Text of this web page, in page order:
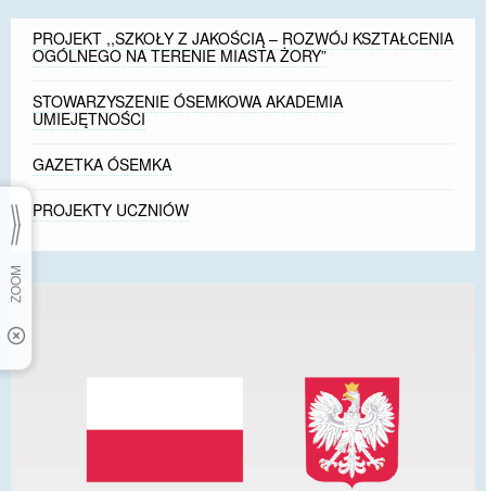
PROJEKT ,,SZKOŁY Z JAKOŚCIĄ – ROZWÓJ KSZTAŁCENIA
OGÓLNEGO NA TERENIE MIASTA ŻORY”
STOWARZYSZENIE ÓSEMKOWA AKADEMIA
UMIEJĘTNOŚCI
GAZETKA ÓSEMKA
PROJEKTY UCZNIÓW